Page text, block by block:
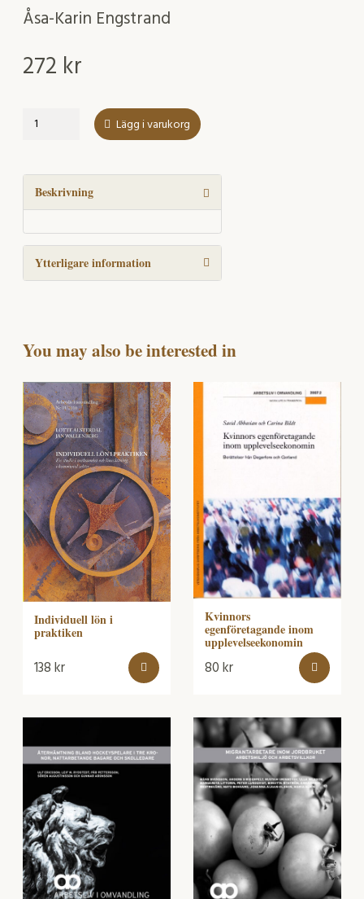
Åsa-Karin Engstrand
272 kr
The
Taken
mängd
Lägg i varukorg
Beskrivning
Ytterligare information
You may also be interested in
Individuell lön i
praktiken
138kr
Kvinnors
egenföretagande inom
upplevelseekonomin
80kr